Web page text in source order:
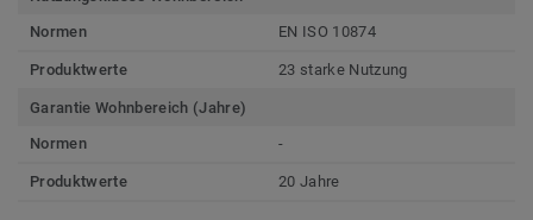
Normen
EN ISO 10874
Produktwerte 23 starke Nutzung
Garantie Wohnbereich (Jahre)
Normen
-
Produktwerte 20 Jahre